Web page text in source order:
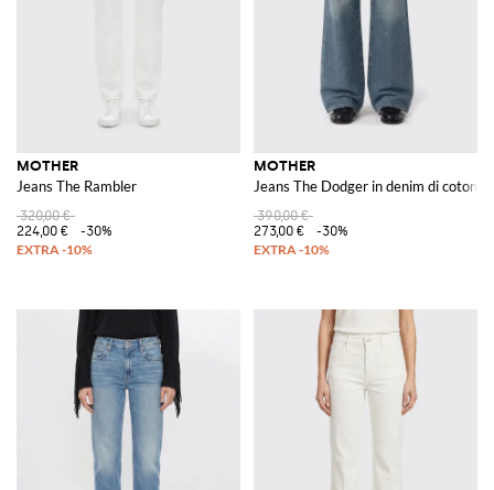
MOTHER
Jeans The Rambler
320,00 €
224,00 €
-30%
MOTHER
Jeans The Dodger in denim di cotone
390,00 €
273,00 €
-30%